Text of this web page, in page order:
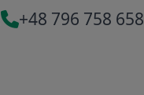
+48 796 758 658